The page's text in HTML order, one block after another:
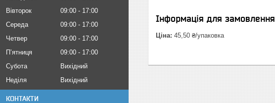
Вівторок
09:00
17:00
Середа
09:00
17:00
Четвер
09:00
17:00
Пʼятниця
09:00
17:00
Субота
Вихідний
Неділя
Вихідний
КОНТАКТИ
Інформація для замовлення
Ціна: 45,50 ₴/упаковка